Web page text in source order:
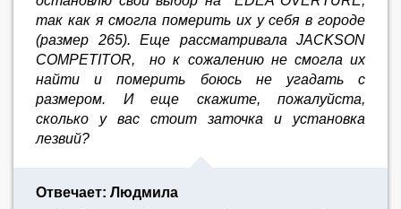
так как я смогла померить их у себя в городе
(размер 265). Еще рассматривала JACKSON
COMPETITOR, но к сожалению не смогла их
найти и померить боюсь не угадать с
размером. И еще скажите, пожалуйста,
сколько у вас стоит заточка и установка
лезвий?
Отвечает: Людмила